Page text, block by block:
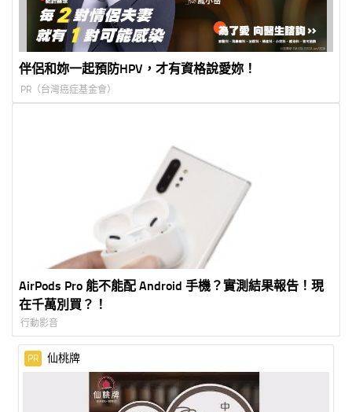
伴侶和妳一起預防HPV，才有資格說愛妳！
PR（台灣癌症基金會）
AirPods Pro 能不能配 Android 手機？實測結果報告！現
在千萬別買？！
行動影音
PR 仙桃牌